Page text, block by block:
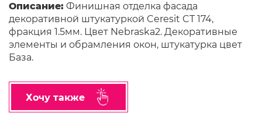
Описание: Финишная отделка фасада
декоративной штукатуркой Ceresit CT 174,
фракция 1.5мм. Цвет Nebraska2. Декоративные
элементы и обрамления окон, штукатурка цвет
База.
Хочу также